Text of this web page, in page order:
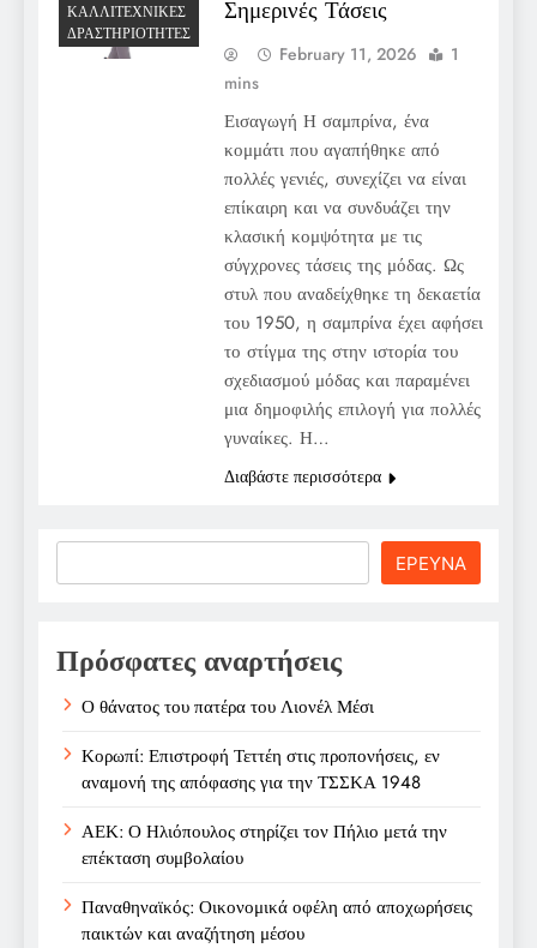
ΚΑΛΛΙΤΕΧΝΙΚΈΣ
ΔΡΑΣΤΗΡΙΌΤΗΤΕΣ
Σημερινές Τάσεις
February 11, 2026
1
mins
Εισαγωγή Η σαμπρίνα, ένα
κομμάτι που αγαπήθηκε από
πολλές γενιές, συνεχίζει να είναι
επίκαιρη και να συνδυάζει την
κλασική κομψότητα με τις
σύγχρονες τάσεις της μόδας. Ως
στυλ που αναδείχθηκε τη δεκαετία
του 1950, η σαμπρίνα έχει αφήσει
το στίγμα της στην ιστορία του
σχεδιασμού μόδας και παραμένει
μια δημοφιλής επιλογή για πολλές
γυναίκες. Η…
Διαβάστε περισσότερα
ΕΡΕΥΝΑ
Πρόσφατες αναρτήσεις
Ο θάνατος του πατέρα του Λιονέλ Μέσι
Κορωπί: Επιστροφή Τεττέη στις προπονήσεις, εν
αναμονή της απόφασης για την ΤΣΣΚΑ 1948
ΑΕΚ: Ο Ηλιόπουλος στηρίζει τον Πήλιο μετά την
επέκταση συμβολαίου
Παναθηναϊκός: Οικονομικά οφέλη από αποχωρήσεις
παικτών και αναζήτηση μέσου